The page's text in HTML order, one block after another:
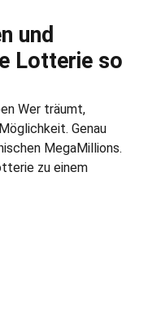
und
Lotterie so
Wer träumt,
Genau
MegaMillions.
zu einem